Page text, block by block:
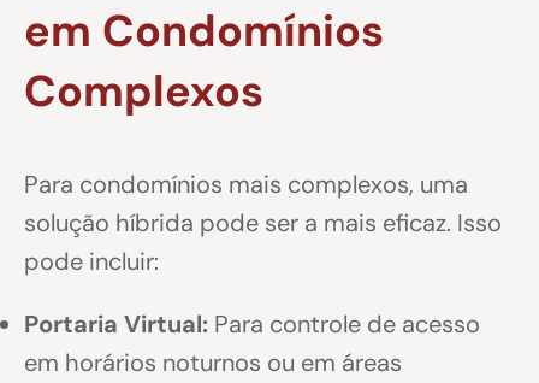
em Condomínios
Complexos
Para condomínios mais complexos, uma
solução híbrida pode ser a mais eficaz. Isso
pode incluir:
Portaria Virtual: Para controle de acesso
em horários noturnos ou em áreas